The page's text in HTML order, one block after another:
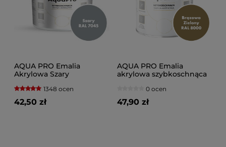
AQUA PRO Emalia
Akrylowa Szary
1348 ocen
42,50 zł
AQUA PRO Emalia
akrylowa szybkoschnąca
0 ocen
47,90 zł